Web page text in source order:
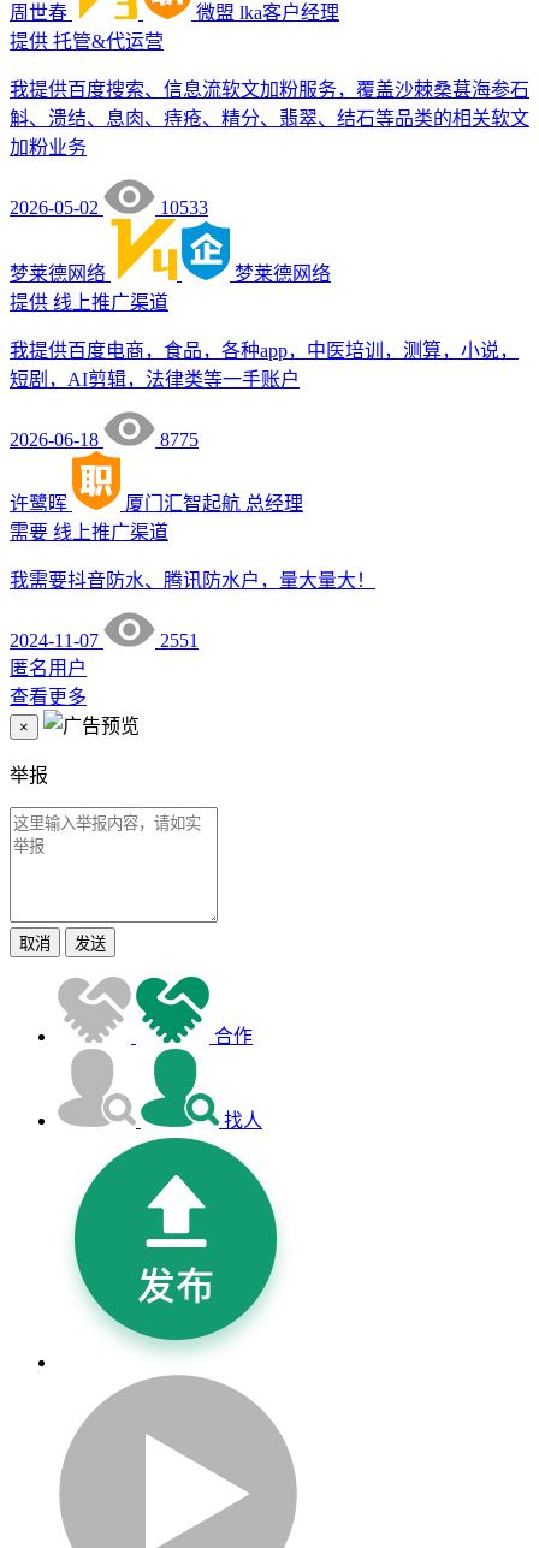
周世春 微盟 lka客户经理
提供 托管&代运营
我提供百度搜索、信息流软文加粉服务，覆盖沙棘桑葚海参石
斛、溃结、息肉、痔疮、精分、翡翠、结石等品类的相关软文
加粉业务
2026-05-02 10533
梦莱德网络
梦莱德网络
提供 线上推广渠道
我提供百度电商，食品，各种app，中医培训，测算，小说，
短剧，AI剪辑，法律类等一手账户
2026-06-18 8775
许鹭晖 厦门汇智起航 总经理
需要 线上推广渠道
我需要抖音防水、腾讯防水户，量大量大！
2024-11-07
2551
匿名用户
查看更多
×
举报
取消 发送
合作
找人